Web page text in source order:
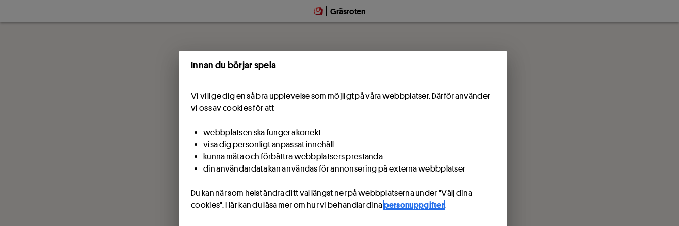
Gräsroten
Innan du börjar spela
Vi vill ge dig en så bra upplevelse som möjligt på våra webbplatser. Därför använder
vi oss av cookies för att
webbplatsen ska fungera korrekt
visa dig personligt anpassat innehåll
kunna mäta och förbättra webbplatsers prestanda
din användardata kan användas för annonsering på externa webbplatser
Du kan när som helst ändra ditt val längst ner på webbplatserna under "Välj dina
cookies". Här kan du läsa mer om hur vi behandlar dinapersonuppgifter.